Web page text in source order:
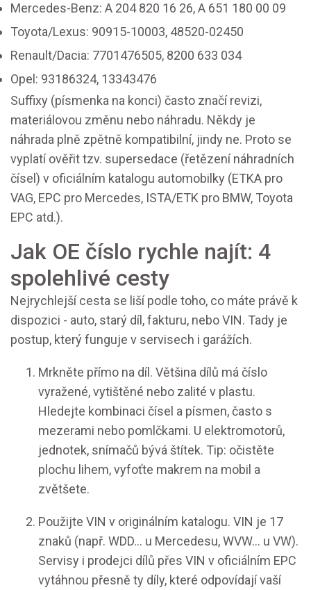
Mercedes-Benz: A 204 820 16 26, A 651 180 00 09
Toyota/Lexus: 90915-10003, 48520-02450
Renault/Dacia: 7701476505, 8200 633 034
Opel: 93186324, 13343476
Suffixy (písmenka na konci) často značí revizi,
materiálovou změnu nebo náhradu. Někdy je
náhrada plně zpětně kompatibilní, jindy ne. Proto se
vyplatí ověřit tzv. supersedace (řetězení náhradních
čísel) v oficiálním katalogu automobilky (ETKA pro
VAG, EPC pro Mercedes, ISTA/ETK pro BMW, Toyota
EPC atd.).
Jak OE číslo rychle najít: 4
spolehlivé cesty
Nejrychlejší cesta se liší podle toho, co máte právě k
dispozici - auto, starý díl, fakturu, nebo VIN. Tady je
postup, který funguje v servisech i garážích.
Mrkněte přímo na díl. Většina dílů má číslo
vyražené, vytištěné nebo zalité v plastu.
Hledejte kombinaci čísel a písmen, často s
mezerami nebo pomlčkami. U elektromotorů,
jednotek, snímačů bývá štítek. Tip: očistěte
plochu lihem, vyfoťte makrem na mobil a
zvětšete.
Použijte VIN v originálním katalogu. VIN je 17
znaků (např. WDD... u Mercedesu, WVW... u VW).
Servisy i prodejci dílů přes VIN v oficiálním EPC
vytáhnou přesně ty díly, které odpovídají vaší